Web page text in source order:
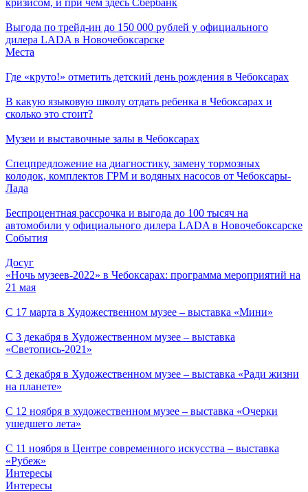
кризисом, и при чем здесь Сбербанк
Выгода по трейд-ин до 150 000 рублей у официального
дилера LADA в Новочебоксарске
Места
Где «круто!» отметить детский день рождения в Чебоксарах
В какую языковую школу отдать ребенка в Чебоксарах и
сколько это стоит?
Музеи и выставочные залы в Чебоксарах
Спецпредложение на диагностику, замену тормозных
колодок, комплектов ГРМ и водяных насосов от Чебоксары-
Лада
Беспроцентная рассрочка и выгода до 100 тысяч на
автомобили у официального дилера LADA в Новочебоксарске
События
Досуг
«Ночь музеев-2022» в Чебоксарах: программа мероприятий на
21 мая
С 17 марта в Художественном музее – выставка «Мини»
С 3 декабря в Художественном музее – выставка
«Светопись-2021»
С 3 декабря в Художественном музее – выставка «Ради жизни
на планете»
С 12 ноября в художественном музее – выставка «Очерки
ушедшего лета»
С 11 ноября в Центре современного искусства – выставка
«Рубеж»
Интересы
Интересы